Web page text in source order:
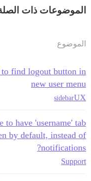
الموضوعات ذات
الموضوع
find logout button in
new user menu
UX
sidebar
to have 'username' tab
by default, instead of
notifications?
Support